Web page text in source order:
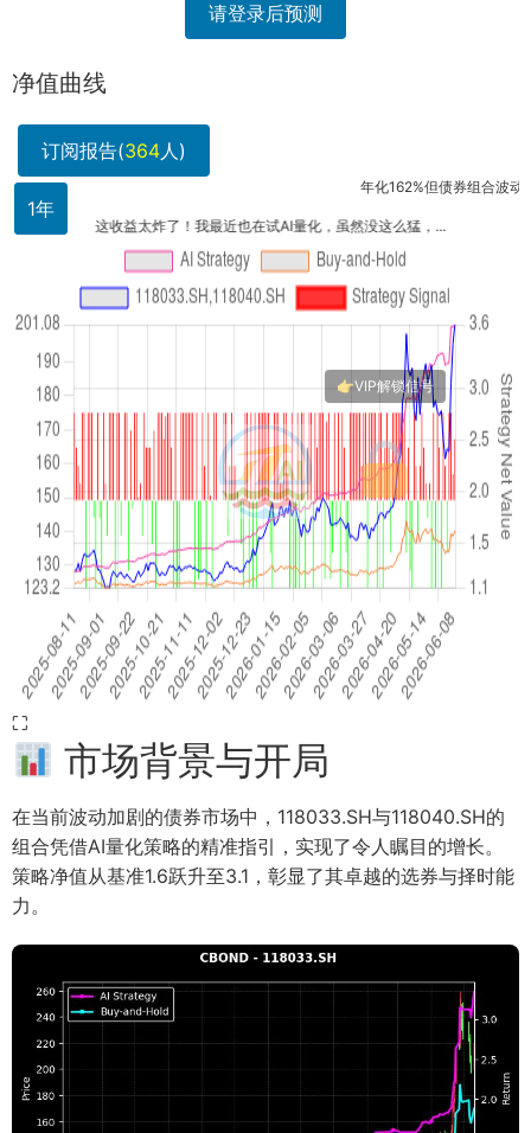
请登录后预测
净值曲线
订阅报告(364人)
1年
⛶
这收益太炸了！我最近也在试AI量化，虽然没这么猛，...
年化162%但债券组合波动应
市场背景与开局
在当前波动加剧的债券市场中，118033.SH与118040.SH的
组合凭借AI量化策略的精准指引，实现了令人瞩目的增长。
策略净值从基准1.6跃升至3.1，彰显了其卓越的选券与择时能
力。